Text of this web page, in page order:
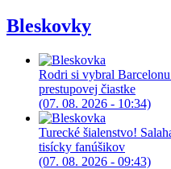
Bleskovky
Rodri si vybral
prestupovej čiastke
(07. 08. 2026 - 10:34)
Turecké šialenstvo!
tisícky fanúšikov
(07. 08. 2026 - 09:43)